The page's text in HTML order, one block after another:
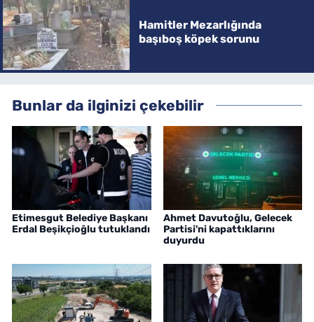
Hamitler Mezarlığında
başıboş köpek sorunu
Bunlar da ilginizi çekebilir
Etimesgut Belediye Başkanı
Erdal Beşikçioğlu tutuklandı
Ahmet Davutoğlu, Gelecek
Partisi'ni kapattıklarını
duyurdu